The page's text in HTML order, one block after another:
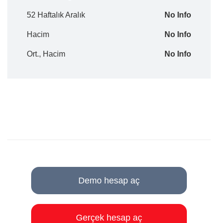
52 Haftalık Aralık No Info
Hacim No Info
Ort., Hacim No Info
Demo hesap aç
Gerçek hesap aç